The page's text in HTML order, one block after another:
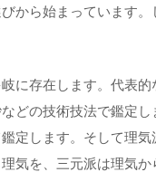
から始まっています
に存在します。代表
どの技術技法で鑑定
定します。そして理
気を、三元派は理気か